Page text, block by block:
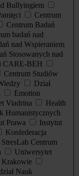
Bullyingiem
Centrum
Centrum Badań
badań nad
nad Wspieraniem
Stosowanych nad
CARE-BEH
Centrum Studiów
Dział
Emotion
Viadrina
Health
Humanistycznych
Prawa
Instytut
Konfederacja
StresLab Centrum
Uniwersytet
Krakowie
Nauk